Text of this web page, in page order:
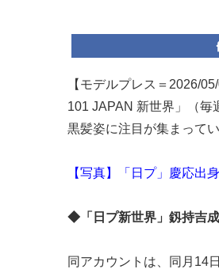
【モデルプレス＝2026/
101 JAPAN 新世界」（毎
黒髪姿に注目が集まってい
【写真】「日プ」慶応出
◆「日プ新世界」釼持吉
同アカウントは、同月14